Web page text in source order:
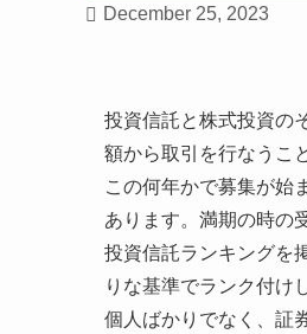
December 25, 2023
投資信託と株式投資の
額から取引を行なうこ
この何年かで募集が始
あります。満期の時の
投資信託ランキングを
りな基準でランク付け
個人ばかりでなく、証